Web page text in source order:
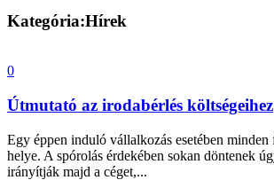
Kategória:Hírek
0
Útmutató az irodabérlés költségeihez
Egy éppen induló vállalkozás esetében
helye. A spórolás érdekében sokan döntenek
irányítják majd a céget,...